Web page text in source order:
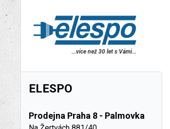
...více než 30 let s Vámi...
ELESPO
Prodejna Praha 8 - Palmovka